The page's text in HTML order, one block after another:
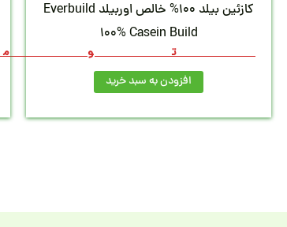
کازئین بیلد 100% خالص اوربیلد Everbuild
100% Casein Build
افزودن به سبد خرید